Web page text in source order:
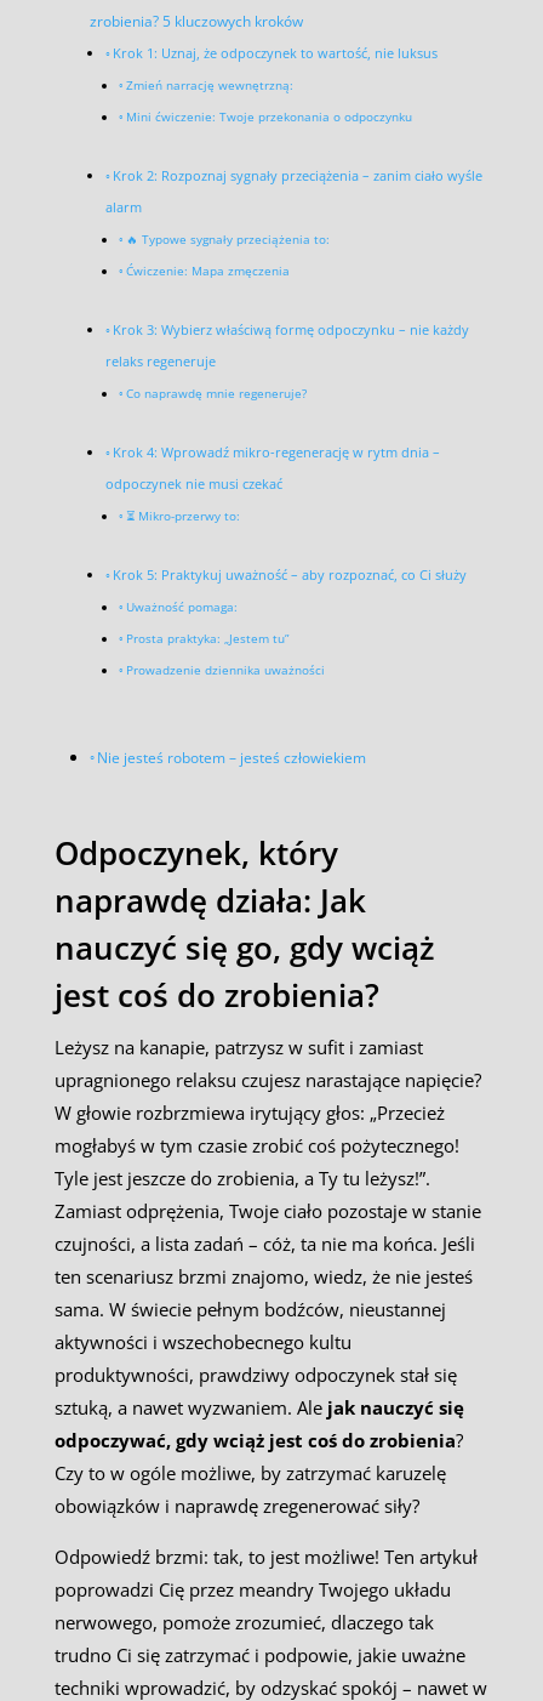
zrobienia? 5 kluczowych kroków
Krok 1: Uznaj, że odpoczynek to wartość, nie luksus
Zmień narrację wewnętrzną:
Mini ćwiczenie: Twoje przekonania o odpoczynku
Krok 2: Rozpoznaj sygnały przeciążenia – zanim ciało wyśle
alarm
🔥 Typowe sygnały przeciążenia to:
Ćwiczenie: Mapa zmęczenia
Krok 3: Wybierz właściwą formę odpoczynku – nie każdy
relaks regeneruje
Co naprawdę mnie regeneruje?
Krok 4: Wprowadź mikro-regenerację w rytm dnia –
odpoczynek nie musi czekać
⏳ Mikro-przerwy to:
Krok 5: Praktykuj uważność – aby rozpoznać, co Ci służy
Uważność pomaga:
Prosta praktyka: „Jestem tu”
Prowadzenie dziennika uważności
Nie jesteś robotem – jesteś człowiekiem
Odpoczynek, który
naprawdę działa: Jak
nauczyć się go, gdy wciąż
jest coś do zrobienia?
Leżysz na kanapie, patrzysz w sufit i zamiast
upragnionego relaksu czujesz narastające napięcie?
W głowie rozbrzmiewa irytujący głos: „Przecież
mogłabyś w tym czasie zrobić coś pożytecznego!
Tyle jest jeszcze do zrobienia, a Ty tu leżysz!”.
Zamiast odprężenia, Twoje ciało pozostaje w stanie
czujności, a lista zadań – cóż, ta nie ma końca. Jeśli
ten scenariusz brzmi znajomo, wiedz, że nie jesteś
sama. W świecie pełnym bodźców, nieustannej
aktywności i wszechobecnego kultu
produktywności, prawdziwy odpoczynek stał się
sztuką, a nawet wyzwaniem. Ale jak nauczyć się
odpoczywać, gdy wciąż jest coś do zrobienia?
Czy to w ogóle możliwe, by zatrzymać karuzelę
obowiązków i naprawdę zregenerować siły?
Odpowiedź brzmi: tak, to jest możliwe! Ten artykuł
poprowadzi Cię przez meandry Twojego układu
nerwowego, pomoże zrozumieć, dlaczego tak
trudno Ci się zatrzymać i podpowie, jakie uważne
techniki wprowadzić, by odzyskać spokój – nawet w